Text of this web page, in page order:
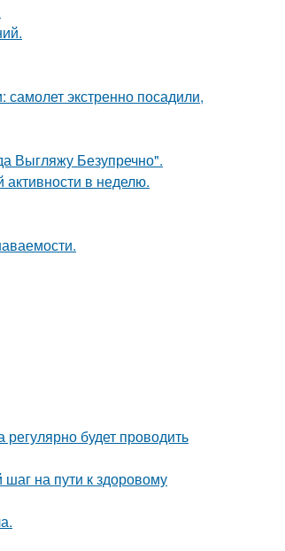
экстренно посадили,
Выгляжу Безупречно".
в неделю.
будет проводить
на пути к здоровому